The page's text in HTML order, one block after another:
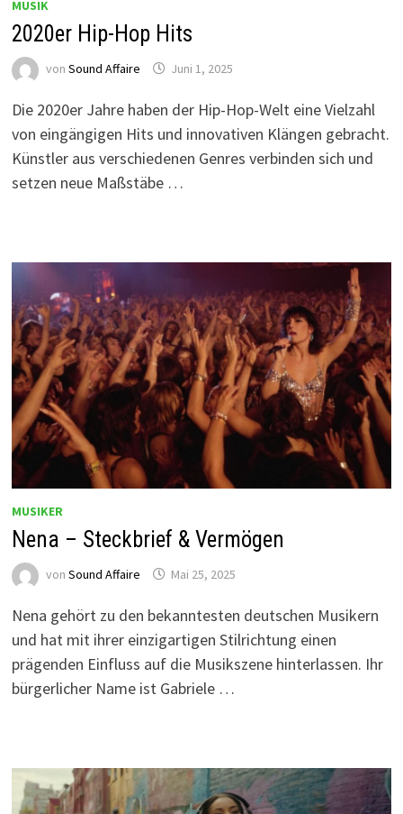
MUSIK
2020er Hip-Hop Hits
von Sound Affaire Juni 1, 2025
Die 2020er Jahre haben der Hip-Hop-Welt eine Vielzahl
von eingängigen Hits und innovativen Klängen gebracht.
Künstler aus verschiedenen Genres verbinden sich und
setzen neue Maßstäbe …
MUSIKER
Nena – Steckbrief & Vermögen
von Sound Affaire Mai 25, 2025
Nena gehört zu den bekanntesten deutschen Musikern
und hat mit ihrer einzigartigen Stilrichtung einen
prägenden Einfluss auf die Musikszene hinterlassen. Ihr
bürgerlicher Name ist Gabriele …